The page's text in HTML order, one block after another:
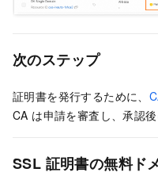
次のステップ
証明書を発行するために、
CA は申請を審査し、承認
SSL 証明書の無料ド